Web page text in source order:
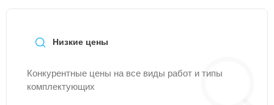
Низкие цены
Конкурентные цены на все виды работ и типы
комплектующих